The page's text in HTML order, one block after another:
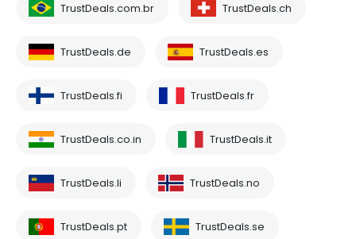
TrustDeals.com.br TrustDeals.ch
TrustDeals.de TrustDeals.es
TrustDeals.fi TrustDeals.fr
TrustDeals.co.in TrustDeals.it
TrustDeals.li TrustDeals.no
TrustDeals.pt TrustDeals.se